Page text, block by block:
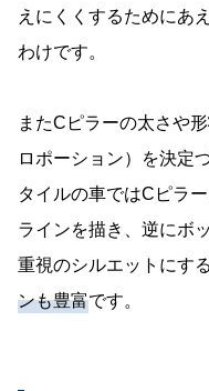
えにくくするためにあ
わけです。
またCピラーの太さや
ロポーション）を決定
タイルの車ではCピラ
ラインを描き、逆にボ
重視のシルエットにす
ンも豊富です。